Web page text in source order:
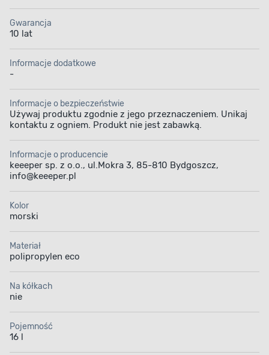
Gwarancja
10 lat
Informacje dodatkowe
-
Informacje o bezpieczeństwie
Używaj produktu zgodnie z jego przeznaczeniem. Unikaj
kontaktu z ogniem. Produkt nie jest zabawką.
Informacje o producencie
keeeper sp. z o.o., ul.Mokra 3, 85-810 Bydgoszcz,
info@keeeper.pl
Kolor
morski
Materiał
polipropylen eco
Na kółkach
nie
Pojemność
16 l